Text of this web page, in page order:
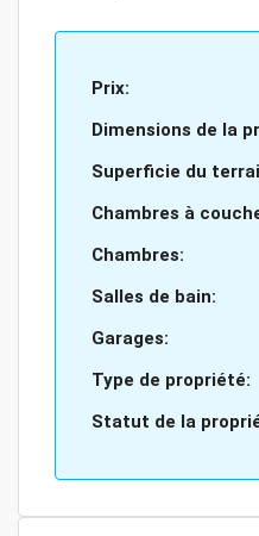
Prix:
Dimensions de la
Superficie du
Chambres à
Chambres:
Salles de bain:
Garages:
Type de propriété:
Statut de la